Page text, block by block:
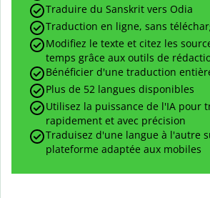
Traduire du Sanskrit vers Odia
Traduction en ligne, sans
Modifiez le texte et citez les
temps grâce aux outils de
Bénéficier d'une traduction
Plus de 52 langues disponibles
Utilisez la puissance de l'IA pour
rapidement et avec précision
Traduisez d'une langue à l'autre
plateforme adaptée aux mobiles